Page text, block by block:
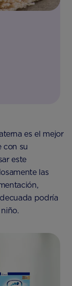
es el mejor
con su
este
las
podría